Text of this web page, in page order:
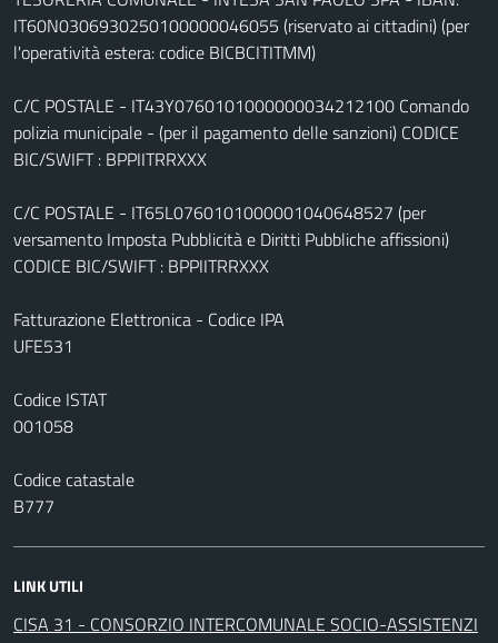
IT60N0306930250100000046055 (riservato ai cittadini) (per
l'operatività estera: codice BICBCITITMM)
C/C POSTALE - IT43Y0760101000000034212100 Comando
polizia municipale - (per il pagamento delle sanzioni) CODICE
BIC/SWIFT : BPPIITRRXXX
C/C POSTALE - IT65L0760101000001040648527 (per
versamento Imposta Pubblicità e Diritti Pubbliche affissioni)
CODICE BIC/SWIFT : BPPIITRRXXX
Fatturazione Elettronica - Codice IPA
UFE531
Codice ISTAT
001058
Codice catastale
B777
LINK UTILI
CISA 31 - CONSORZIO INTERCOMUNALE SOCIO-ASSISTENZI